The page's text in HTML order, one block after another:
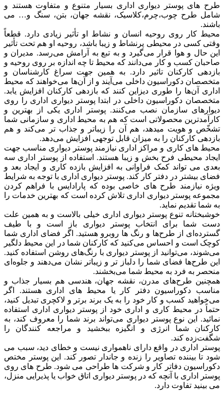
طرح های پوستر دیواری اداری بسیار متنوع و متفاوت هستند و
شامل طرح چوب،چرم،کلاسیک، نقشه جهان، بتن، سنگ و… می
باشند.
محیط کار روی روحیه انسان و نشاط او تأثیر زیادی دارد. قطعاً
وقتی کسی در محیطی پرنشاط و زیبا باشد، روحیه او هم تحت تأثیر
این حال و هوا قرار می‌گیرد و به تبع به آرامش می‌رسد. مدیران و
صاحبان کسب و کار می‌دانند که محیط تا چه اندازه بر روی روحیه و
بازدهی کارکنان تاثیر دارد. به همین جهت سراغ کارشناسان و
متخصصان دکوراسیون داخلی می‌آیند و از آن‌ها می‌خواهند که محیط
اداری آن‌ها را طوری دیزاین کنند که بازدهی کارکنان افزایش یابد.
متخصصان دکوراسیون داخلی در ابتدا پوستر دیواری اداری را روی
دیوارهای سازمان نصب می‌کنند. پوستر اداری یکی از بهترین و
کارآمدترین محصولاتی است که هم به محیط اداری و سازمانی شما
تشخّص و هویت میدهد، هم آن را زیباتر و جذاب تر می‌کند و هم
بازدهی کارکنان را به میزان قابل توجهی افزایش می‌دهد.
محیط های کاری و مراکز اداری نیازمند پوستر دیواری مناسب جهت
ایجاد محیطی فرح بخش و زیبا هستند. استفاده از پوستر اداری سه
بعدی می تواند کمک فراوانی به افزایش بازده کاری و ایجاد بعد و
فضای بیشتر در دفتر کار کند. پوستر دیواری اداری با توجه به شرایط
ویژه نیازمند طرح های خاصی بوده که پارادایس با فراهم کردن
مجموعه پوستر دیواری اداری تلاش کرده است که بهترین خدمات را
به شما تقدیم نماید.
خوشبختانه تنوع پوستر دیواری اداری خیلی بالاست و به همین علت
دست شما برای انتخاب پوستر دیواری باز است و با طیف
گسترده‌ای از طرح‌ها و رنگ ها روبرو هستید. اگر فضای اداری شما
کوچک است و احساس می‌کنید که کارکنان شما در این محیط دلگیر
می‌شوند، می‌توانید از پوستر دیواری با رنگ‌های روشن استفاده کنید.
این طرح‌ها فضای شما را دلباز تر و زیباتر نشان می‌دهند و جلوه‌ای
منحصر به فرد به محیط شما می‌بخشند.
همچنین طرح‌های مدرن، نقشه جهان، هندسی هم بسیار جذاب و
مناسب دکوراسیون دفتر کار یا محیط های اداری هستند. اگر
می‌خواهید کسب و کار خود را به یک برند برتر و لاکچری تبدیل کنید،
حتماً در محیط کاری و اداری خود از پوستر دیواری اداری استفاده
نمائید. این نوع پوستر دیواری می‌تواند برند شما را معروف کند، به
کارکنان شما انرژی و انگیزه ببخشید و مراجعه کنندگان را
شگفت‌زده کند.
پوستر اداری در واقع دارای ناهمواری نیست و خطای دید، سبب می
شود تا بیننده تصاویر را زنده و جاندار تصور کند. این پوستر مختص
دکوراسیون دفاتر کار و شرکت ها طراحی می شود. طرح های روی
پوستر اداری با آنچه که در پوستر دیواری اتاق خواب یا پذیرایی منزل،
می بینید تفاوت دارد.